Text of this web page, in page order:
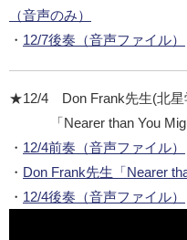
（音声のみ）
・ 12/7後奏（音声ファイル）
★12/4 Don Frank先生(北星
「Nearer than You Might
・ 12/4前奏（音声ファイル）
・ Don Frank先生「Nearer
・ 12/4後奏（音声ファイル）